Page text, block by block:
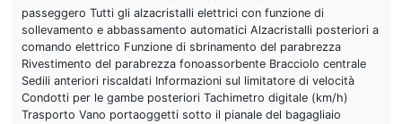
passeggero Tutti gli alzacristalli elettrici con funzione di
sollevamento e abbassamento automatici Alzacristalli posteriori a
comando elettrico Funzione di sbrinamento del parabrezza
Rivestimento del parabrezza fonoassorbente Bracciolo centrale
Sedili anteriori riscaldati Informazioni sul limitatore di velocità
Condotti per le gambe posteriori Tachimetro digitale (km/h)
Trasporto Vano portaoggetti sotto il pianale del bagagliaio